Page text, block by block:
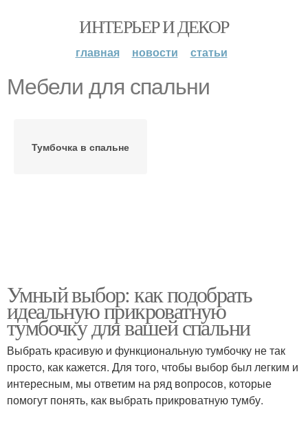
ИНТЕРЬЕР И ДЕКОР
главная новости статьи
Мебели для спальни
Тумбочка в спальне
Умный выбор: как подобрать
идеальную прикроватную
тумбочку для вашей спальни
Выбрать красивую и функциональную тумбочку не так
просто, как кажется. Для того, чтобы выбор был легким и
интересным, мы ответим на ряд вопросов, которые
помогут понять, как выбрать прикроватную тумбу.